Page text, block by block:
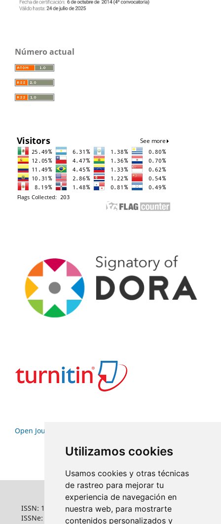
Utilizamos cookies
Usamos cookies y otras técnicas
de rastreo para mejorar tu
experiencia de navegación en
nuestra web, para mostrarte
contenidos personalizados y
Número actual
Open Journal Systems
ISSN: 1022-6508
ISSNe: 1681-5653